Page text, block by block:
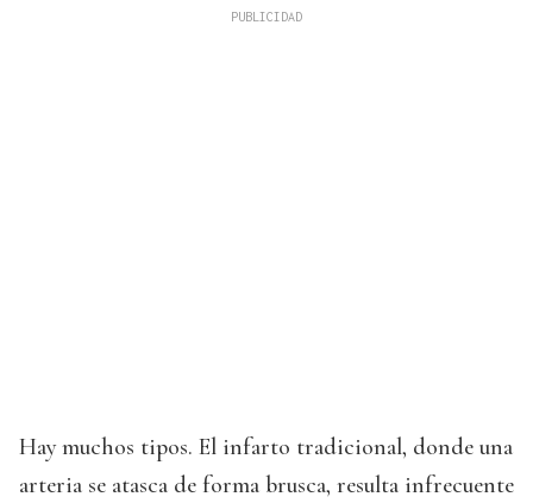
Hay muchos tipos. El infarto tradicional, donde una
arteria se atasca de forma brusca, resulta infrecuente